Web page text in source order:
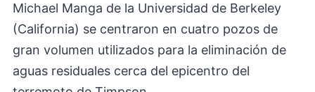
Michael Manga de la Universidad de Berkeley
(California) se centraron en cuatro pozos de
gran volumen utilizados para la eliminación de
aguas residuales cerca del epicentro del